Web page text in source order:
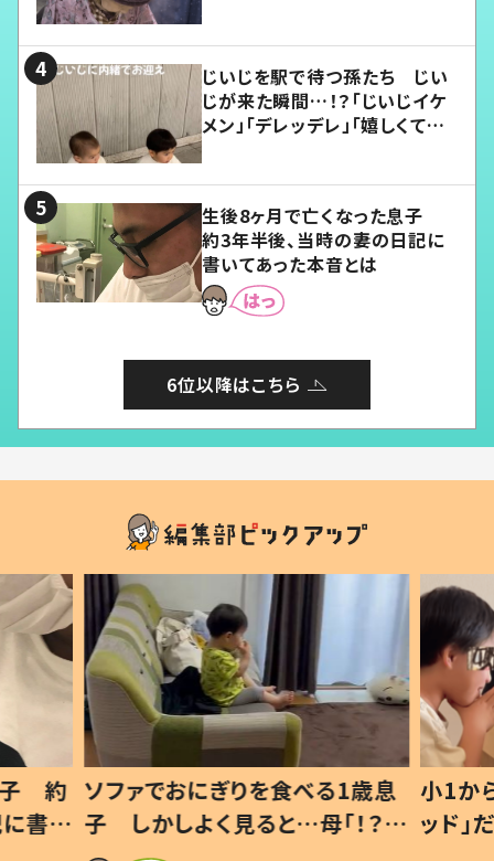
じいじを駅で待つ孫たち じい
じが来た瞬間…！？「じいじイケ
メン」「デレッデレ」「嬉しくて可
生後8ヶ月で亡くなった息子
約3年半後、当時の妻の日記に
書いてあった本音とは
6位以降はこちら
歳息
？」
小1から不登校、息子は「ギフテ
ッド」だった 父が“ウチ給食”を
ひ孫
が、抱